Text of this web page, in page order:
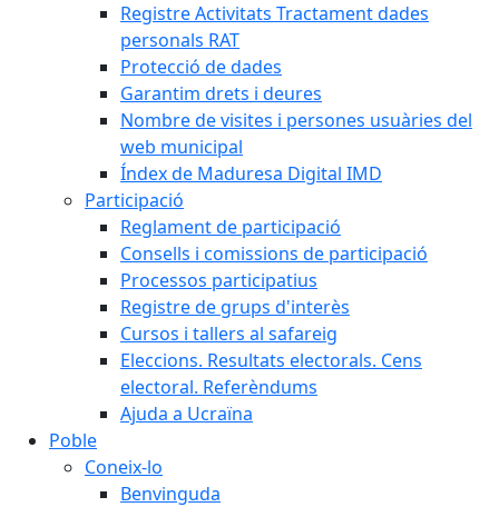
Registre Activitats Tractament dades
personals RAT
Protecció de dades
Garantim drets i deures
Nombre de visites i persones usuàries del
web municipal
Índex de Maduresa Digital IMD
Participació
Reglament de participació
Consells i comissions de participació
Processos participatius
Registre de grups d'interès
Cursos i tallers al safareig
Eleccions. Resultats electorals. Cens
electoral. Referèndums
Ajuda a Ucraïna
Poble
Coneix-lo
Benvinguda